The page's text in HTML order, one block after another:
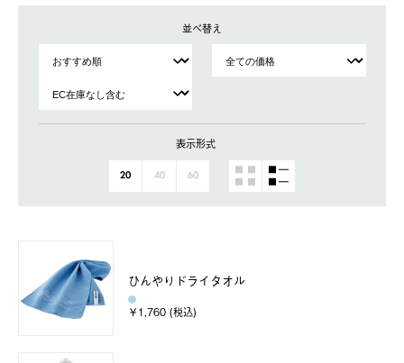
並べ替え
表示形式
20 40 60
ひんやりドライタオル
￥1,760 (税込)